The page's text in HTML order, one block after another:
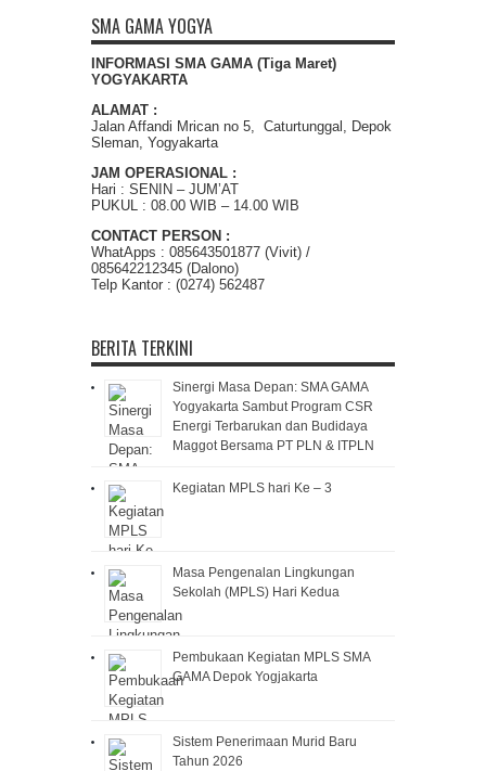
SMA GAMA YOGYA
INFORMASI SMA GAMA (Tiga Maret)
YOGYAKARTA
ALAMAT :
Jalan Affandi Mrican no 5, Caturtunggal, Depok
Sleman, Yogyakarta
JAM OPERASIONAL :
Hari : SENIN – JUM’AT
PUKUL : 08.00 WIB – 14.00 WIB
CONTACT PERSON :
WhatApps : 085643501877 (Vivit) /
085642212345 (Dalono)
Telp Kantor : (0274) 562487
BERITA TERKINI
Sinergi Masa Depan: SMA GAMA
Yogyakarta Sambut Program CSR
Energi Terbarukan dan Budidaya
Maggot Bersama PT PLN & ITPLN
Kegiatan MPLS hari Ke – 3
Masa Pengenalan Lingkungan
Sekolah (MPLS) Hari Kedua
Pembukaan Kegiatan MPLS SMA
GAMA Depok Yogjakarta
Sistem Penerimaan Murid Baru
Tahun 2026